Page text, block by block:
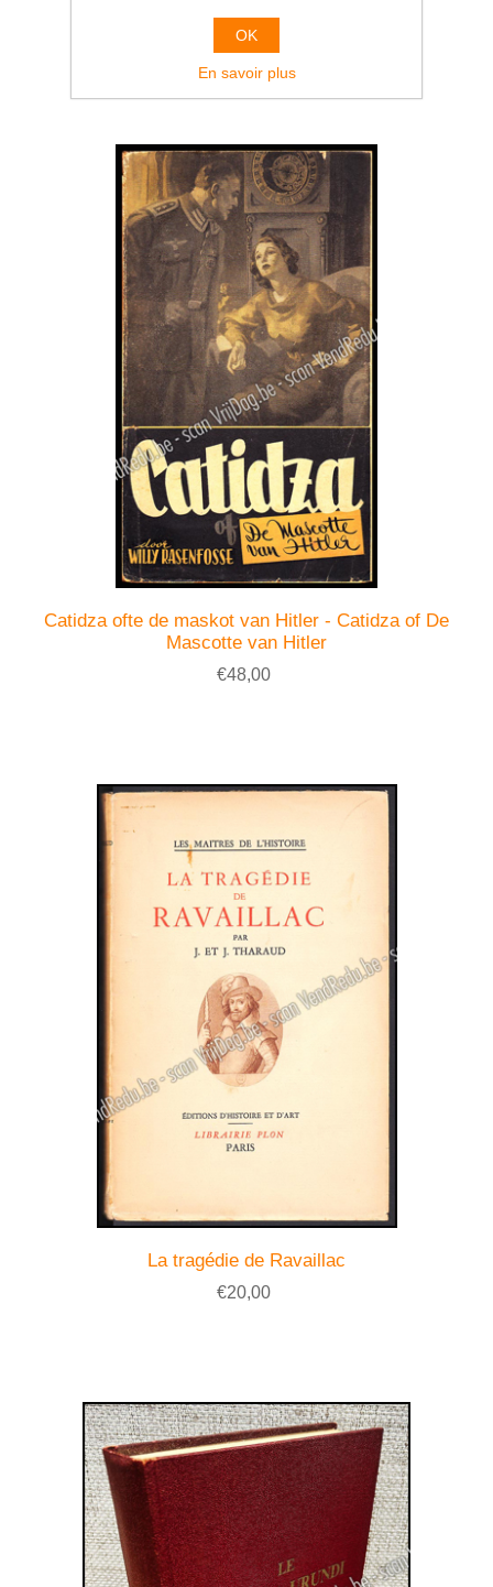
€49,00
Catidza ofte de maskot van Hitler - Catidza of De
Mascotte van Hitler
€48,00
La tragédie de Ravaillac
€20,00
OK
En savoir plus